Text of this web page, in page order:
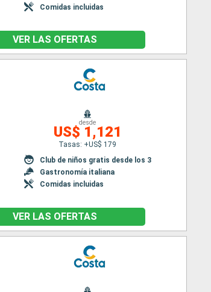
Comidas incluidas
VER LAS OFERTAS
desde
US$ 1,121
Tasas: +US$ 179
Club de niños gratis desde los 3
Gastronomía italiana
Comidas incluidas
VER LAS OFERTAS